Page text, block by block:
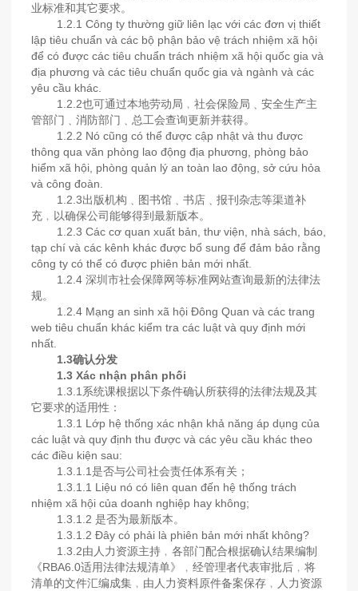
业标准和其它要求。
1.2.1 Công ty thường giữ liên lạc với các đơn vị thiết
lập tiêu chuẩn và các bộ phận bảo vệ trách nhiệm xã hội
để có được các tiêu chuẩn trách nhiệm xã hội quốc gia và
địa phương và các tiêu chuẩn quốc gia và ngành và các
yêu cầu khác.
1.2.2也可通过本地劳动局﹐社会保险局﹑安全生产主
管部门﹑消防部门﹑总工会查询更新并获得。
1.2.2 Nó cũng có thể được cập nhật và thu được
thông qua văn phòng lao động địa phương, phòng bảo
hiểm xã hội, phòng quản lý an toàn lao động, sở cứu hỏa
và công đoàn.
1.2.3出版机构﹑图书馆﹑书店﹑报刊杂志等渠道补
充﹐以确保公司能够得到最新版本。
1.2.3 Các cơ quan xuất bản, thư viện, nhà sách, báo,
tạp chí và các kênh khác được bổ sung để đảm bảo rằng
công ty có thể có được phiên bản mới nhất.
1.2.4 深圳市社会保障网等标准网站查询最新的法律法
规。
1.2.4 Mạng an sinh xã hội Đông Quan và các trang
web tiêu chuẩn khác kiểm tra các luật và quy định mới
nhất.
1.3确认分发
1.3 Xác nhận phân phối
1.3.1系统课根据以下条件确认所获得的法律法规及其
它要求的适用性：
1.3.1 Lớp hệ thống xác nhận khả năng áp dụng của
các luật và quy định thu được và các yêu cầu khác theo
các điều kiện sau:
1.3.1.1是否与公司社会责任体系有关；
1.3.1.1 Liệu nó có liên quan đến hệ thống trách
nhiệm xã hội của doanh nghiệp hay không;
1.3.1.2 是否为最新版本。
1.3.1.2 Đây có phải là phiên bản mới nhất không?
1.3.2由人力资源主持﹐各部门配合根据确认结果编制
《RBA6.0适用法律法规清单》﹐经管理者代表审批后﹐将
清单的文件汇编成集﹐由人力资料原件备案保存﹐人力资源